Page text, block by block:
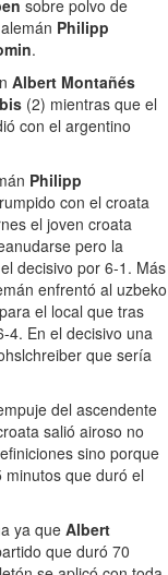
sobre polvo de
Philipp
.
Albert Montañés
(2) mientras que el
con el argentino
Philipp
con el croata
el joven croata
pero la
decisivo por 6-1. Más
enfrentó al uzbeko
el local que tras
4. En el decisivo una
que sería
del ascendente
salió airoso no
sino porque
que duró el
ya que Albert
que duró 70